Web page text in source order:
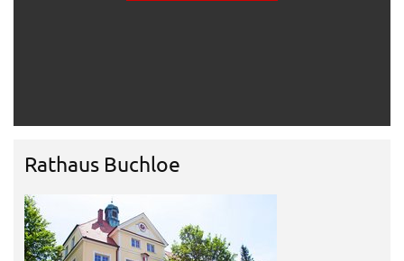
Rathaus Buchloe